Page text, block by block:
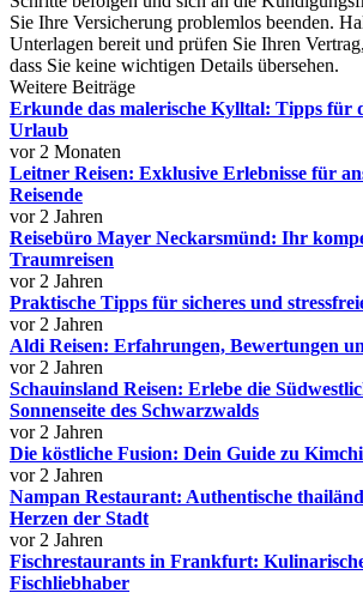
Sie Ihre Versicherung problemlos beenden.
Unterlagen bereit und prüfen Sie Ihren
dass Sie keine wichtigen Details übersehen.
Weitere Beiträge
Erkunde das malerische Kylltal: Tipps für
Urlaub
vor 2 Monaten
Leitner Reisen: Exklusive Erlebnisse für
Reisende
vor 2 Jahren
Reisebüro Mayer Neckarsmünd: Ihr
Traumreisen
vor 2 Jahren
Praktische Tipps für sicheres und
vor 2 Jahren
Aldi Reisen: Erfahrungen, Bewertungen
vor 2 Jahren
Schauinsland Reisen: Erlebe die
Sonnenseite des Schwarzwalds
vor 2 Jahren
Die köstliche Fusion: Dein Guide zu
vor 2 Jahren
Nampan Restaurant: Authentische
Herzen der Stadt
vor 2 Jahren
Fischrestaurants in Frankfurt:
Fischliebhaber